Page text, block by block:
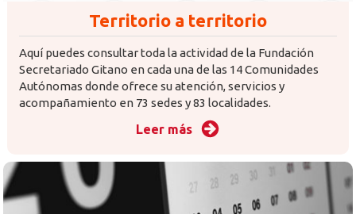
Territorio a territorio
Aquí puedes consultar toda la actividad de la Fundación
Secretariado Gitano en cada una de las 14 Comunidades
Autónomas donde ofrece su atención, servicios y
acompañamiento en 73 sedes y 83 localidades.
Leer más